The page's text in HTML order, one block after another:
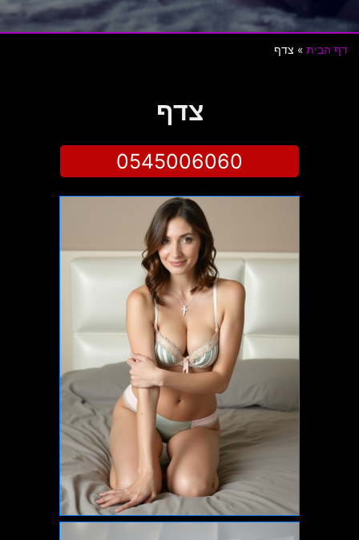
דף הבית» צדף
צדף
0545006060